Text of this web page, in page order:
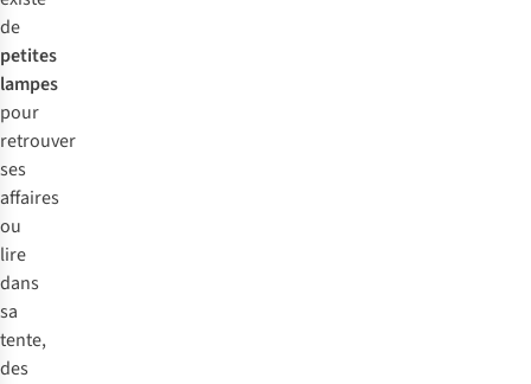
de
petites
lampes
pour
retrouver
ses
affaires
ou
lire
dans
sa
tente,
des